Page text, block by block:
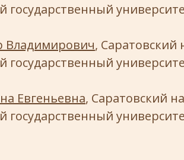
государственный
Владимирович,
государственный
Евгеньевна, Саратовский
государственный